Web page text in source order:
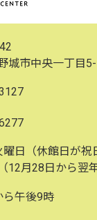
城市中央一丁目
日（休館日が祝
12月28日から翌
ら午後9時